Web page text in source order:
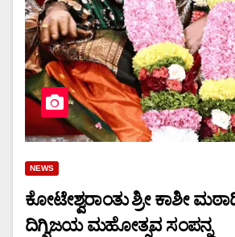
NEWS
ಕೋಟೇಶ್ವರಾಂತು ಶ್ರೀ ಕಾಶೀ
ದಿಗ್ವಿಜಯ ಮಹೋತ್ಸವ ಸಂಪನ್ನ